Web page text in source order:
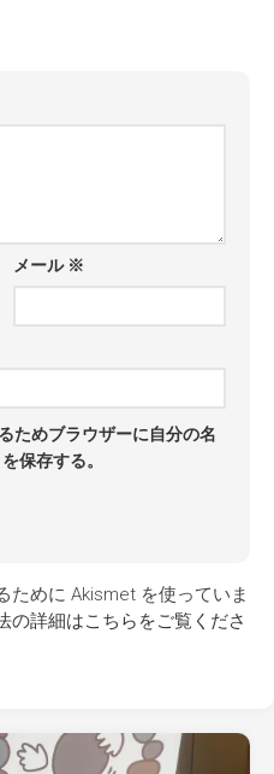
メール ※
ためブラウザーに自分の名
保存する。
ために Akismet を使っていま
の詳細はこちらをご覧くださ